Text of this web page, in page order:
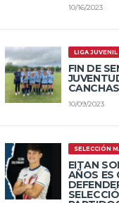
10/16/2023
LIGA
FIN DE
10/09/2023
SELECCIÓN
EITAN
AÑOS ES